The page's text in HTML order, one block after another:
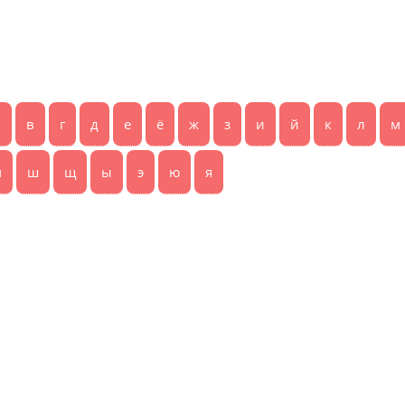
в г д е ё ж з и й к л м
ш щ ы э ю я